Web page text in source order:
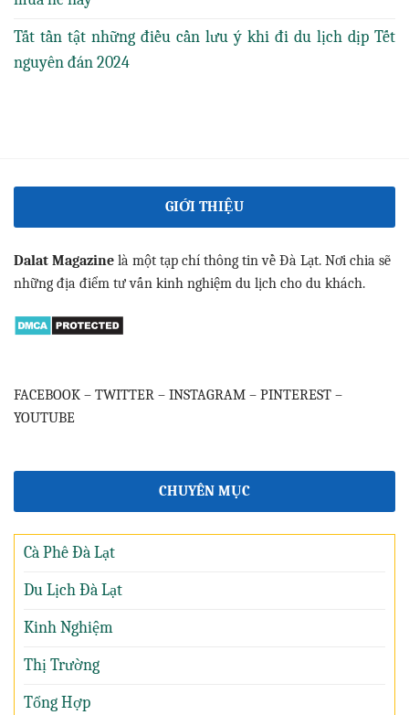
Tất tần tật những điều cần lưu ý khi đi du lịch dịp Tết
nguyên đán 2024
GIỚI THIỆU
Dalat Magazine là một tạp chí thông tin về Đà Lạt. Nơi chia sẽ
những địa điểm tư vấn kinh nghiệm du lịch cho du khách.
FACEBOOK – TWITTER – INSTAGRAM – PINTEREST –
YOUTUBE
CHUYÊN MỤC
Cà Phê Đà Lạt
Du Lịch Đà Lạt
Kinh Nghiệm
Thị Trường
Tổng Hợp